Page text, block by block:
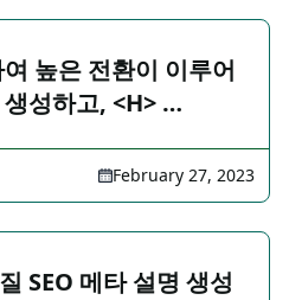
높은 전환이 이루어
성하고, <H> …
February 27, 2023
SEO 메타 설명 생성